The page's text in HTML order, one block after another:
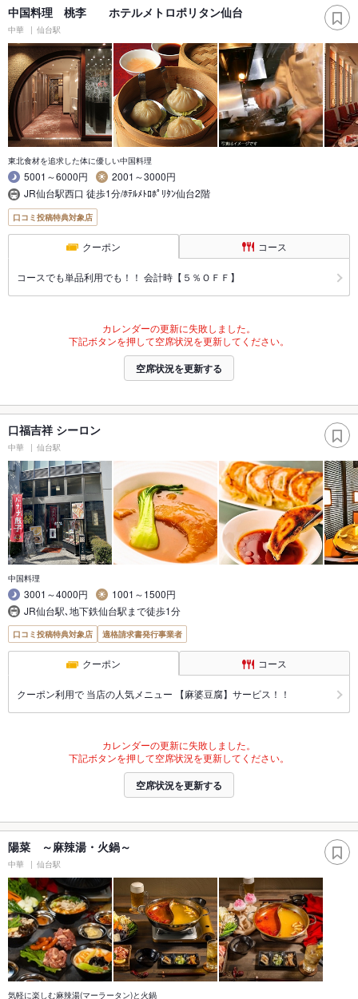
中国料理 桃李 ホテルメトロポリタン仙台
中華 仙台駅
東北食材を追求した体に優しい中国料理
5001～6000円
2001～3000円
JR仙台駅西口 徒歩1分/ﾎﾃﾙﾒﾄﾛﾎﾟﾘﾀﾝ仙台2階
口コミ投稿特典対象店
クーポン コース
コースでも単品利用でも！！ 会計時【５％ＯＦＦ】
カレンダーの更新に失敗しました。
下記ボタンを押して空席状況を更新してください。
空席状況を更新する
口福吉祥 シーロン
中華 仙台駅
中国料理
3001～4000円
1001～1500円
JR仙台駅､地下鉄仙台駅まで徒歩1分
口コミ投稿特典対象店 適格請求書発行事業者
クーポン コース
クーポン利用で 当店の人気メニュー 【麻婆豆腐】サービス！！
カレンダーの更新に失敗しました。
下記ボタンを押して空席状況を更新してください。
空席状況を更新する
陽菜 ～麻辣湯・火鍋～
中華 仙台駅
気軽に楽しむ麻辣湯(マーラータン)と火鍋